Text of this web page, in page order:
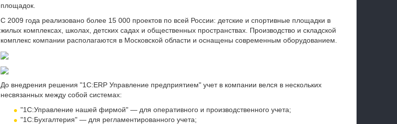
площадок.
С 2009 года реализовано более 15 000 проектов по всей России: детские и спортивные площадки в
жилых комплексах, школах, детских садах и общественных пространствах. Производство и складской
комплекс компании располагаются в Московской области и оснащены современным оборудованием.
До внедрения решения "1С:ERP Управление предприятием" учет в компании велся в нескольких
несвязанных между собой системах:
"1С:Управление нашей фирмой" — для оперативного и производственного учета;
"1С:Бухгалтерия" — для регламентированного учета;